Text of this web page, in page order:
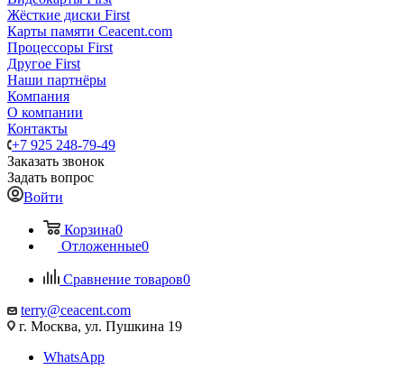
Жёсткие диски First
Карты памяти Ceacent.com
Процессоры First
Другое First
Наши партнёры
Компания
О компании
Контакты
+7 925 248-79-49
Заказать звонок
Задать вопрос
Войти
Корзина0
Отложенные0
Сравнение товаров0
terry@ceacent.com
г. Москва, ул. Пушкина 19
WhatsApp